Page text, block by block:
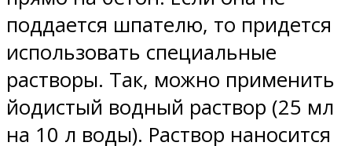
поддается шпателю, то придется
использовать специальные
растворы. Так, можно применить
йодистый водный раствор (25 мл
на 10 л воды). Раствор наносится